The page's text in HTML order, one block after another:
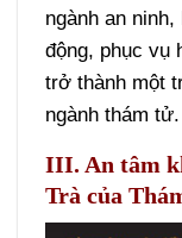
ngành an
động, phục vụ
trở thành một
ngành thám tử.
III. An tâm
Trà của